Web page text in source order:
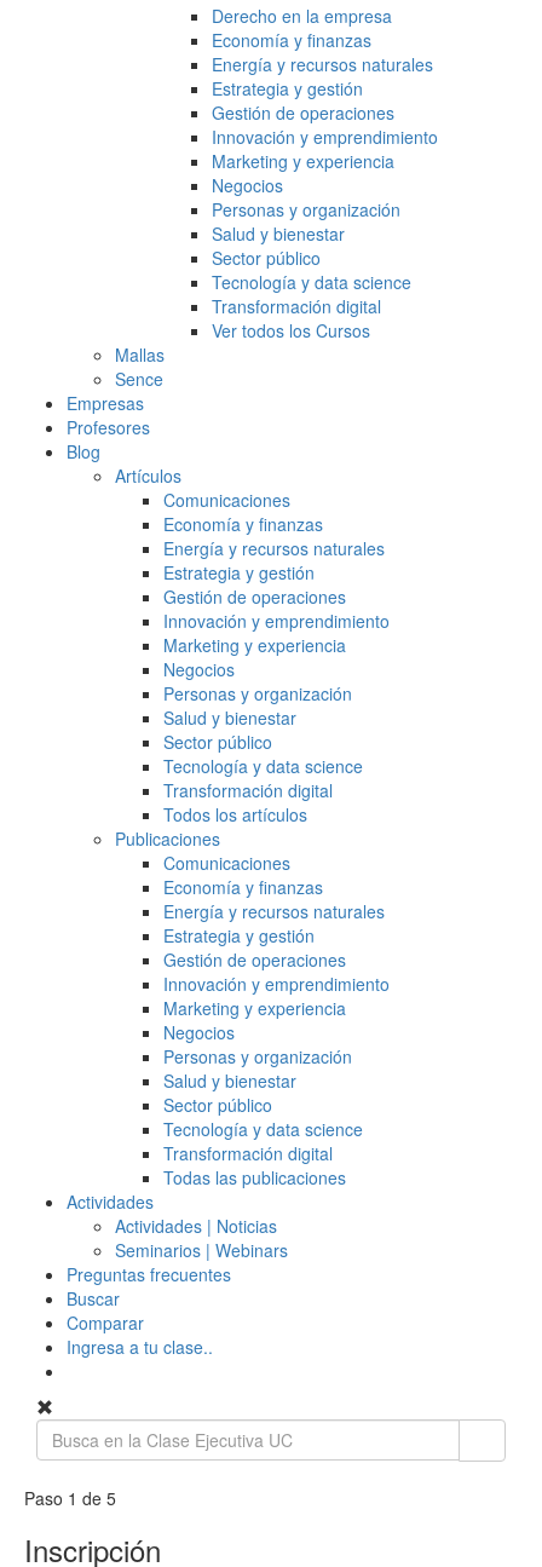
Derecho en la empresa
Economía y finanzas
Energía y recursos naturales
Estrategia y gestión
Gestión de operaciones
Innovación y emprendimiento
Marketing y experiencia
Negocios
Personas y organización
Salud y bienestar
Sector público
Tecnología y data science
Transformación digital
Ver todos los Cursos
Mallas
Sence
Empresas
Profesores
Blog
Artículos
Comunicaciones
Economía y finanzas
Energía y recursos naturales
Estrategia y gestión
Gestión de operaciones
Innovación y emprendimiento
Marketing y experiencia
Negocios
Personas y organización
Salud y bienestar
Sector público
Tecnología y data science
Transformación digital
Todos los artículos
Publicaciones
Comunicaciones
Economía y finanzas
Energía y recursos naturales
Estrategia y gestión
Gestión de operaciones
Innovación y emprendimiento
Marketing y experiencia
Negocios
Personas y organización
Salud y bienestar
Sector público
Tecnología y data science
Transformación digital
Todas las publicaciones
Actividades
Actividades | Noticias
Seminarios | Webinars
Preguntas frecuentes
Buscar
Comparar
Ingresa a tu clase..
Paso 1 de 5
Inscripción